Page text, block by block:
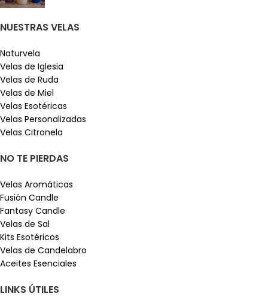
NUESTRAS VELAS
Naturvela
Velas de Iglesia
Velas de Ruda
Velas de Miel
Velas Esotéricas
Velas Personalizadas
Velas Citronela
NO TE PIERDAS
Velas Aromáticas
Fusión Candle
Fantasy Candle
Velas de Sal
Kits Esotéricos
Velas de Candelabro
Aceites Esenciales
LINKS ÚTILES